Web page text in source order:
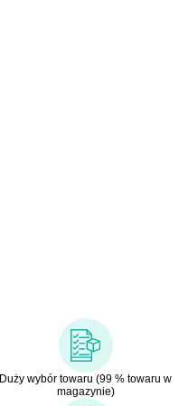
Duży wybór towaru (99 % towaru w
magazynie)